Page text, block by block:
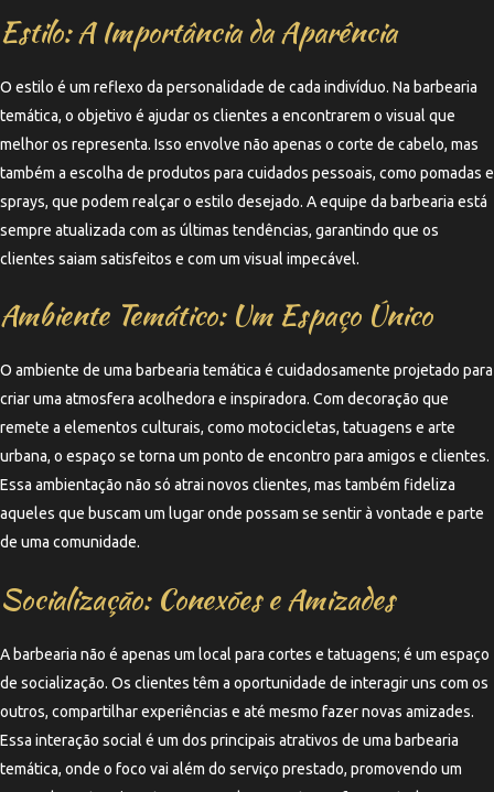
Estilo: A Importância da Aparência
O estilo é um reflexo da personalidade de cada indivíduo. Na barbearia
temática, o objetivo é ajudar os clientes a encontrarem o visual que
melhor os representa. Isso envolve não apenas o corte de cabelo, mas
também a escolha de produtos para cuidados pessoais, como pomadas e
sprays, que podem realçar o estilo desejado. A equipe da barbearia está
sempre atualizada com as últimas tendências, garantindo que os
clientes saiam satisfeitos e com um visual impecável.
Ambiente Temático: Um Espaço Único
O ambiente de uma barbearia temática é cuidadosamente projetado para
criar uma atmosfera acolhedora e inspiradora. Com decoração que
remete a elementos culturais, como motocicletas, tatuagens e arte
urbana, o espaço se torna um ponto de encontro para amigos e clientes.
Essa ambientação não só atrai novos clientes, mas também fideliza
aqueles que buscam um lugar onde possam se sentir à vontade e parte
de uma comunidade.
Socialização: Conexões e Amizades
A barbearia não é apenas um local para cortes e tatuagens; é um espaço
de socialização. Os clientes têm a oportunidade de interagir uns com os
outros, compartilhar experiências e até mesmo fazer novas amizades.
Essa interação social é um dos principais atrativos de uma barbearia
temática, onde o foco vai além do serviço prestado, promovendo um